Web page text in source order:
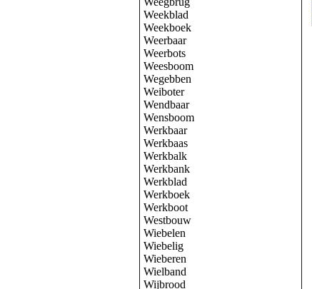
Weekblad
Weekboek
Weerbaar
Weerbots
Weesboom
Wegebben
Weiboter
Wendbaar
Wensboom
Werkbaar
Werkbaas
Werkbalk
Werkbank
Werkblad
Werkboek
Werkboot
Westbouw
Wiebelen
Wiebelig
Wieberen
Wielband
Wijbrood